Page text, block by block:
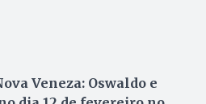
Veneza: Oswaldo e